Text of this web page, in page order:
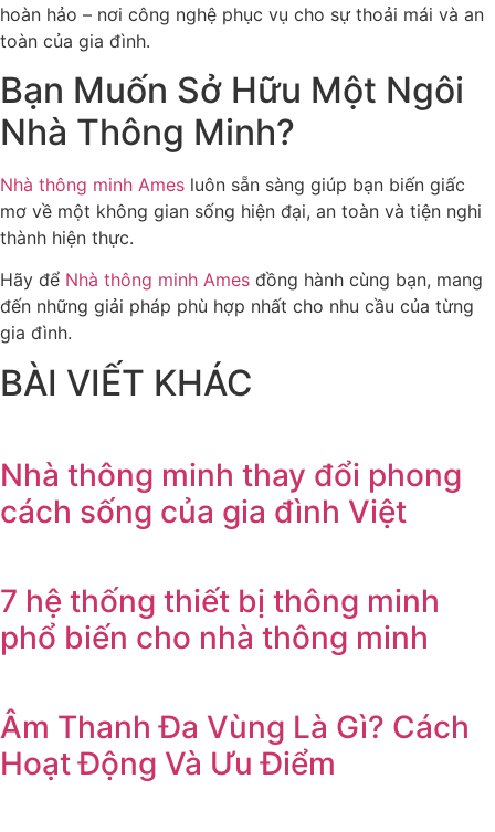
hoàn hảo – nơi công nghệ phục vụ cho sự thoải mái và an
toàn của gia đình.
Bạn Muốn Sở Hữu Một Ngôi
Nhà Thông Minh?
Nhà thông minh Ames luôn sẵn sàng giúp bạn biến giấc
mơ về một không gian sống hiện đại, an toàn và tiện nghi
thành hiện thực.
Hãy để Nhà thông minh Ames đồng hành cùng bạn, mang
đến những giải pháp phù hợp nhất cho nhu cầu của từng
gia đình.
BÀI VIẾT KHÁC
Nhà thông minh thay đổi phong
cách sống của gia đình Việt
7 hệ thống thiết bị thông minh
phổ biến cho nhà thông minh
Âm Thanh Đa Vùng Là Gì? Cách
Hoạt Động Và Ưu Điểm